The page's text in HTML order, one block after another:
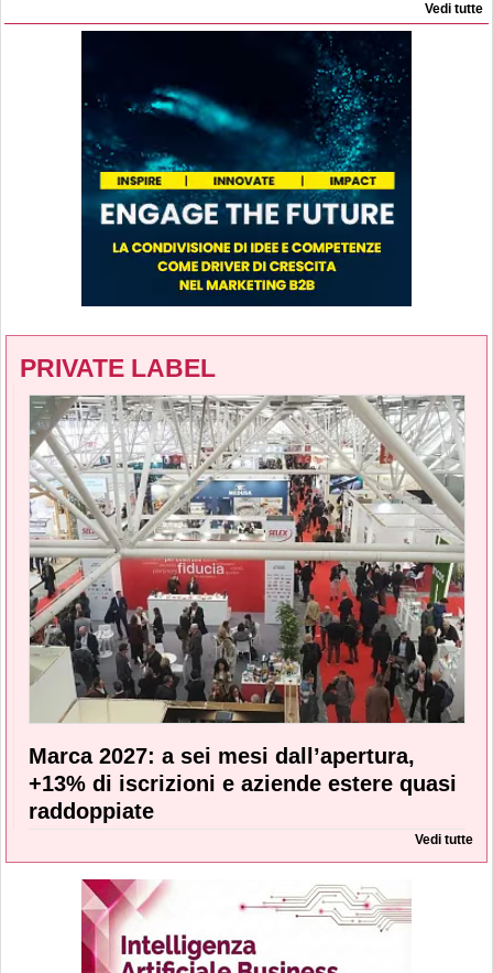
Vedi tutte
PRIVATE LABEL
Marca 2027: a sei mesi dall’apertura,
+13% di iscrizioni e aziende estere quasi
raddoppiate
Vedi tutte